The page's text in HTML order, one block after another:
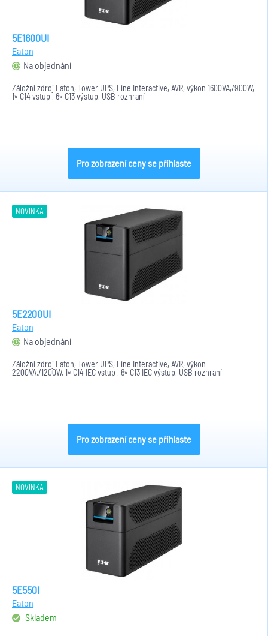
5E1600UI
Eaton
Na objednání
Záložní zdroj Eaton, Tower UPS, Line Interactive, AVR, výkon 1600VA,/900W,
1× C14 vstup , 6× C13 výstup, USB rozhraní
Pro zobrazení ceny se přihlaste
NOVINKA
5E2200UI
Eaton
Na objednání
Záložní zdroj Eaton, Tower UPS, Line Interactive, AVR, výkon
2200VA,/1200W, 1× C14 IEC vstup , 6× C13 IEC výstup, USB rozhraní
Pro zobrazení ceny se přihlaste
NOVINKA
5E550I
Eaton
Skladem